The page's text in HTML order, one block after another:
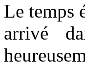
Le temps
arrivé